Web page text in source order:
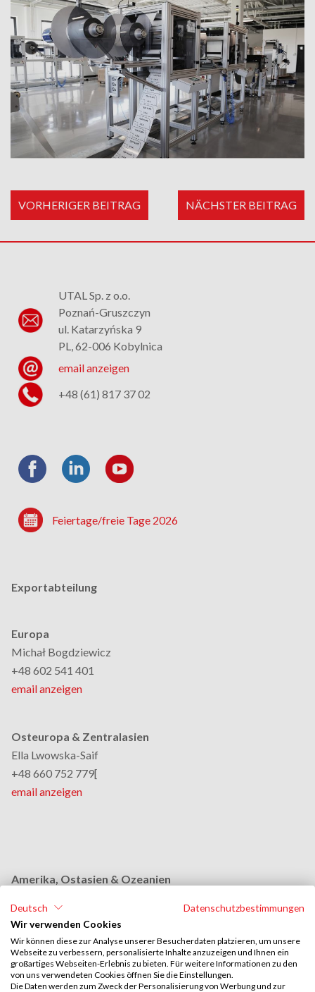
VORHERIGER BEITRAG NÄCHSTER BEITRAG
UTAL Sp. z o.o.
Poznań-Gruszczyn
ul. Katarzyńska 9
PL, 62-006 Kobylnica
email anzeigen
+48 (61) 817 37 02
Feiertage/freie Tage 2026
Exportabteilung
Europa
Michał Bogdziewicz
+48 602 541 401
email anzeigen
Osteuropa & Zentralasien
Ella Lwowska-Saif
+48 660 752 779[
email anzeigen
Amerika, Ostasien & Ozeanien
+48 664 954 631
Naher Osten & Afrika
Deutsch
Datenschutzbestimmungen
Wir verwenden Cookies
Wir können diese zur Analyse unserer Besucherdaten platzieren, um unsere
Webseite zu verbessern, personalisierte Inhalte anzuzeigen und Ihnen ein
großartiges Webseiten-Erlebnis zu bieten. Für weitere Informationen zu den
von uns verwendeten Cookies öffnen Sie die Einstellungen.
Die Daten werden zum Zweck der Personalisierung von Werbung und zur